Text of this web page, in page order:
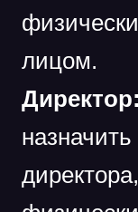
лицом.
Директор: